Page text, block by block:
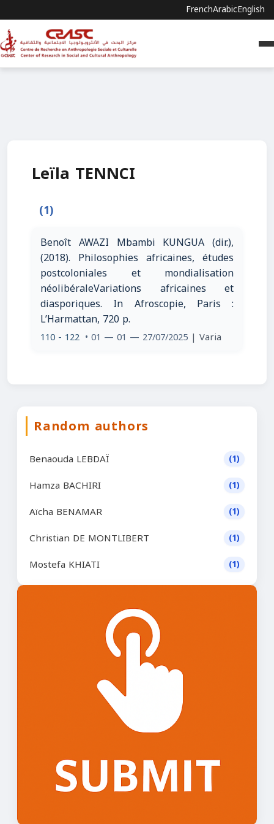
FrenchArabicEnglish
Leïla TENNCI
(1)
Benoît AWAZI Mbambi KUNGUA (dir.),
(2018). Philosophies africaines, études
postcoloniales et mondialisation
néolibéraleVariations africaines et
diasporiques. In Afroscopie, Paris :
L’Harmattan, 720 p.
110 - 122 • 01 — 01 — 27/07/2025 | Varia
Random authors
Benaouda LEBDAÏ (1)
Hamza BACHIRI (1)
Aïcha BENAMAR (1)
Christian DE MONTLIBERT (1)
Mostefa KHIATI (1)